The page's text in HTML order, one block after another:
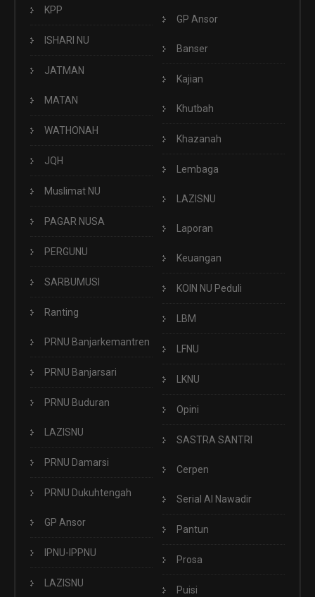
KPP
ISHARI NU
JATMAN
MATAN
WATHONAH
JQH
Muslimat NU
PAGAR NUSA
PERGUNU
SARBUMUSI
Ranting
PRNU Banjarkemantren
PRNU Banjarsari
PRNU Buduran
LAZISNU
PRNU Damarsi
PRNU Dukuhtengah
GP Ansor
IPNU-IPPNU
LAZISNU
GP Ansor
Banser
Kajian
Khutbah
Khazanah
Lembaga
LAZISNU
Laporan
Keuangan
KOIN NU Peduli
LBM
LFNU
LKNU
Opini
SASTRA SANTRI
Cerpen
Serial Al Nawadir
Pantun
Prosa
Puisi